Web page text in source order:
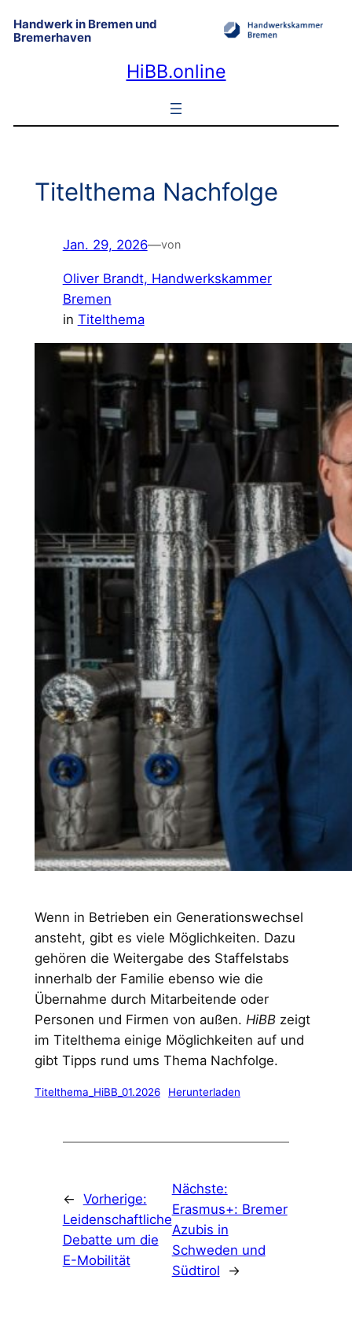
Zum
Inhalt
Handwerk in Bremen und
Bremerhaven
HiBB.online
Titelthema Nachfolge
Jan. 29, 2026—von
Oliver Brandt, Handwerkskammer
Bremen
in Titelthema
Wenn in Betrieben ein Generationswechsel
ansteht, gibt es viele Möglichkeiten. Dazu
gehören die Weitergabe des Staffelstabs
innerhalb der Familie ebenso wie die
Übernahme durch Mitarbeitende oder
Personen und Firmen von außen. HiBBzeigt
im Titelthema einige Möglichkeiten auf und
gibt Tipps rund ums Thema Nachfolge.
Titelthema_HiBB_01.2026 Herunterladen
← Vorherige:
Leidenschaftliche
Debatte um die
E-Mobilität
Nächste:
Erasmus+: Bremer
Azubis in
Schweden und
Südtirol
→